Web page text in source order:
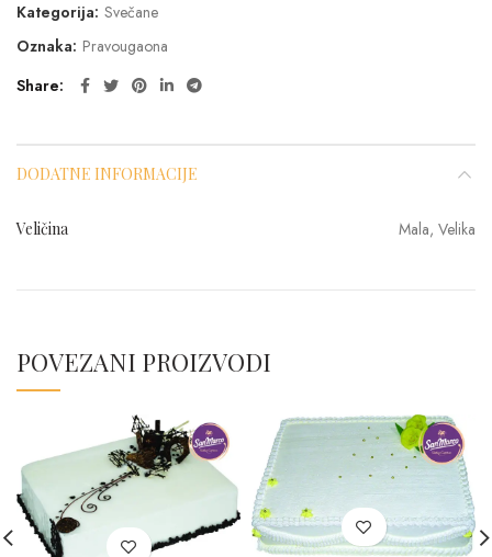
Kategorija: Svečane
Oznaka: Pravougaona
Share
DODATNE INFORMACIJE
Veličina Mala, Velika
POVEZANI PROIZVODI